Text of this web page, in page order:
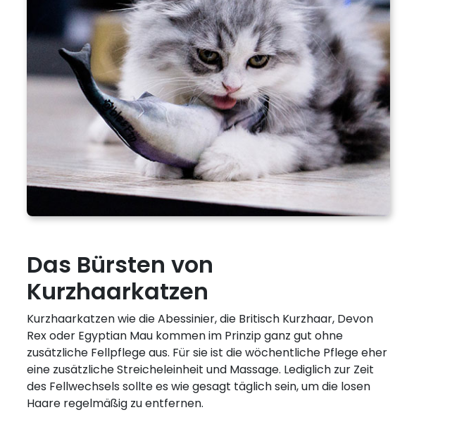
Das Bürsten von
Kurzhaarkatzen
Kurzhaarkatzen wie die Abessinier, die Britisch Kurzhaar, Devon
Rex oder Egyptian Mau kommen im Prinzip ganz gut ohne
zusätzliche Fellpflege aus. Für sie ist die wöchentliche Pflege eher
eine zusätzliche Streicheleinheit und Massage. Lediglich zur Zeit
des Fellwechsels sollte es wie gesagt täglich sein, um die losen
Haare regelmäßig zu entfernen.